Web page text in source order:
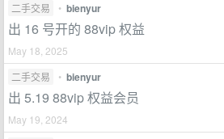
二手交易 • bienyur
出 16 号开的 88vip 权益
May 18, 2025
二手交易
• bienyur
出 5.19 88vip 权益会员
May 19, 2024